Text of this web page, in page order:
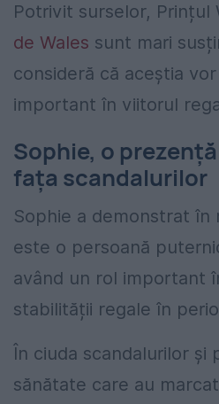
Potrivit surselor, Prințul
de Wales sunt mari
consideră că aceștia
important în viitorul
Sophie, o
fața scandalurilor
Sophie a demonstrat în
este o persoană
având un rol important
stabilității regale în
În ciuda scandalurilor și
sănătate care au